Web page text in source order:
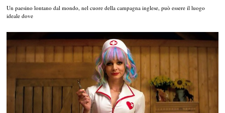
Un paesino lontano dal mondo, nel cuore della campagna inglese, può essere il luogo
ideale dove